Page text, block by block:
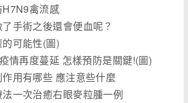
禽流感
手術之後還會便血呢？
可能性(圖)
情再度蔓延 怎樣預防是關鍵!(圖)
用有哪些 應注意些什麼
一次治癒右眼麥粒腫一例